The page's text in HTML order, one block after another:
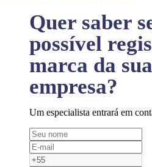
Quer saber
possível
marca da sua
empresa?
Um especialista entrará em